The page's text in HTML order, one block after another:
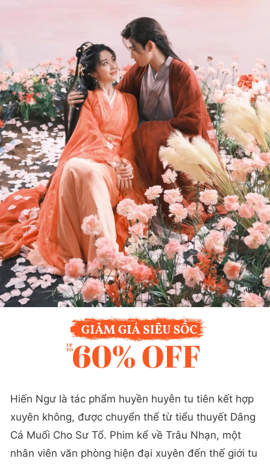
Hiến Ngư là tác phẩm huyền huyễn tu tiên kết hợp
xuyên không, được chuyển thể từ tiểu thuyết Dâng
Cá Muối Cho Sư Tổ. Phim kể về Trâu Nhạn, một
nhân viên văn phòng hiện đại xuyên đến thế giới tu